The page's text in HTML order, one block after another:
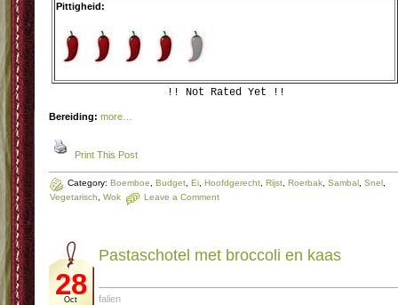
Pittigheid:
!! Not Rated Yet !!
Bereiding: more…
Print This Post
Category: Boemboe Budget Ei Hoofdgerecht Rijst Roerbak Sambal Snel
Vegetarisch
Wok Leave a Comment
28
Oct
Pastaschotel met broccoli en kaas
falien